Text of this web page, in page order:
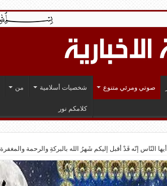
صوتي ومرئي متنوع شخصيات أسلامية من
كلامكم نور
أيها النّاس إنّه قَدْ أقبل إليكم شَهرُ الله بالبركةِ والرحمة والمغفرة